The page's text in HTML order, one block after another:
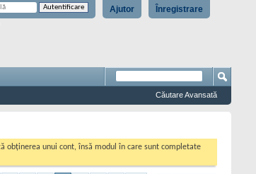
Înregistrare
Ajutor
Căutare Avansată
obținerea unui cont, însă modul în care sunt completate